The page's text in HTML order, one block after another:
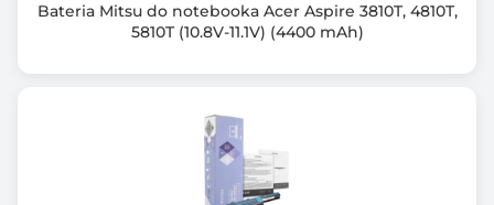
Informacje dodatkowe
Marka ogniw: Tianneng,
Zabezpieczenie przed: przepięciem, przegrzaniem,
zwarciem, przeciążeniem,
Bateria Mitsu do notebooka Acer Aspire 3810T, 4810T,
5810T (10.8V-11.1V) (4400 mAh)